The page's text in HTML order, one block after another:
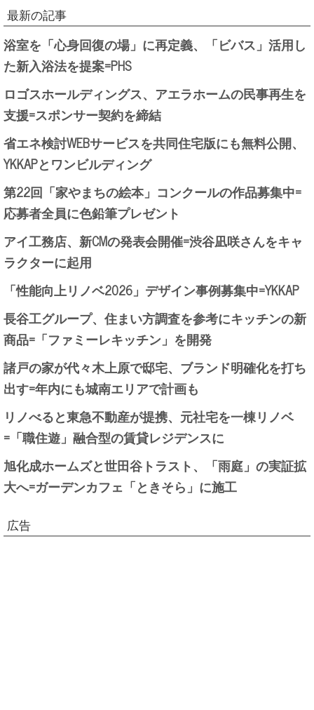
最新の記事
浴室を「心身回復の場」に再定義、「ビバス」活用し
た新入浴法を提案=PHS
ロゴスホールディングス、アエラホームの民事再生を
支援=スポンサー契約を締結
省エネ検討WEBサービスを共同住宅版にも無料公開、
YKKAPとワンビルディング
第22回「家やまちの絵本」コンクールの作品募集中=
応募者全員に色鉛筆プレゼント
アイ工務店、新CMの発表会開催=渋谷凪咲さんをキャ
ラクターに起用
「性能向上リノベ2026」デザイン事例募集中=YKKAP
長谷工グループ、住まい方調査を参考にキッチンの新
商品=「ファミーレキッチン」を開発
諸戸の家が代々木上原で邸宅、ブランド明確化を打ち
出す=年内にも城南エリアで計画も
リノべると東急不動産が提携、元社宅を一棟リノベ
=「職住遊」融合型の賃貸レジデンスに
旭化成ホームズと世田谷トラスト、「雨庭」の実証拡
大へ=ガーデンカフェ「ときそら」に施工
広告